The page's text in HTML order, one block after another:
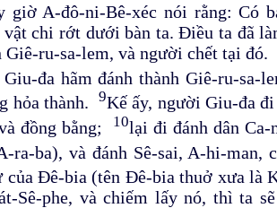
giờ A-đô-ni-Bê-xéc nói rằng: Có
chi rớt dưới bàn ta. Điều ta đã
Giê-ru-sa-lem, và người chết tại đó.
đa hãm đánh thành Giê-ru-sa-
hỏa thành. 9Kế ấy, người Giu-đa
đồng bằng;
10lại đi đánh dân
ra-ba), và đánh Sê-sai, A-hi-man,
của Đê-bia (tên Đê-bia thuở xưa là
Sê-phe, và chiếm lấy nó, thì ta